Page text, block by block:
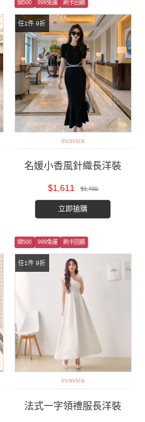
任1件 9折
領500 999免運 刷卡回饋
evaviva
名媛小香風針織長洋裝
$1,611 $1,790
立即搶購
任1件 9折
領500 999免運 刷卡回饋
evaviva
法式一字領禮服長洋裝